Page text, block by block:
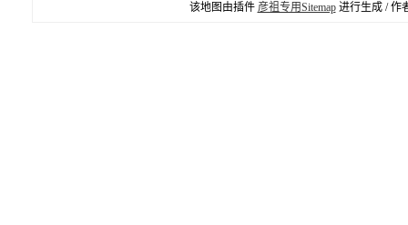
该地图由插件 彦祖专用Sitemap进行生成 / 作